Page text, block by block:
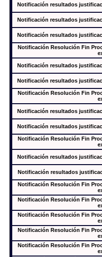
Notificación resultados
Notificación resultados
Notificación resultados
Notificación Resolución Fin
Notificación resultados
Notificación resultados
Notificación Resolución Fin
Notificación resultados
Notificación resultados
Notificación Resolución Fin
Notificación resultados
Notificación resultados
Notificación Resolución Fin
Notificación Resolución Fin
Notificación Resolución Fin
Notificación Resolución Fin
Notificación Resolución Fin